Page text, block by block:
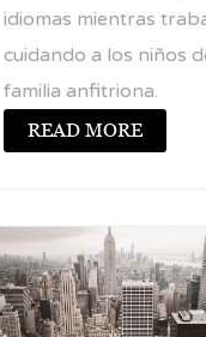
idiomas mientras
cuidando a los niños
familia anfitriona.
READ MORE